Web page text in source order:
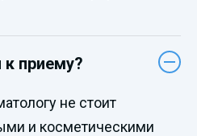
к приему?
не стоит
и косметическими